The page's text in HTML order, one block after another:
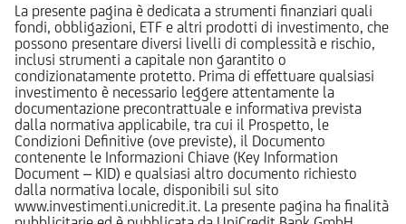
La presente pagina è dedicata a strumenti finanziari quali
fondi, obbligazioni, ETF e altri prodotti di investimento, che
possono presentare diversi livelli di complessità e rischio,
inclusi strumenti a capitale non garantito o
condizionatamente protetto. Prima di effettuare qualsiasi
investimento è necessario leggere attentamente la
documentazione precontrattuale e informativa prevista
dalla normativa applicabile, tra cui il Prospetto, le
Condizioni Definitive (ove previste), il Documento
contenente le Informazioni Chiave (Key Information
Document – KID) e qualsiasi altro documento richiesto
dalla normativa locale, disponibili sul sito
www.investimenti.unicredit.it. La presente pagina ha finalità